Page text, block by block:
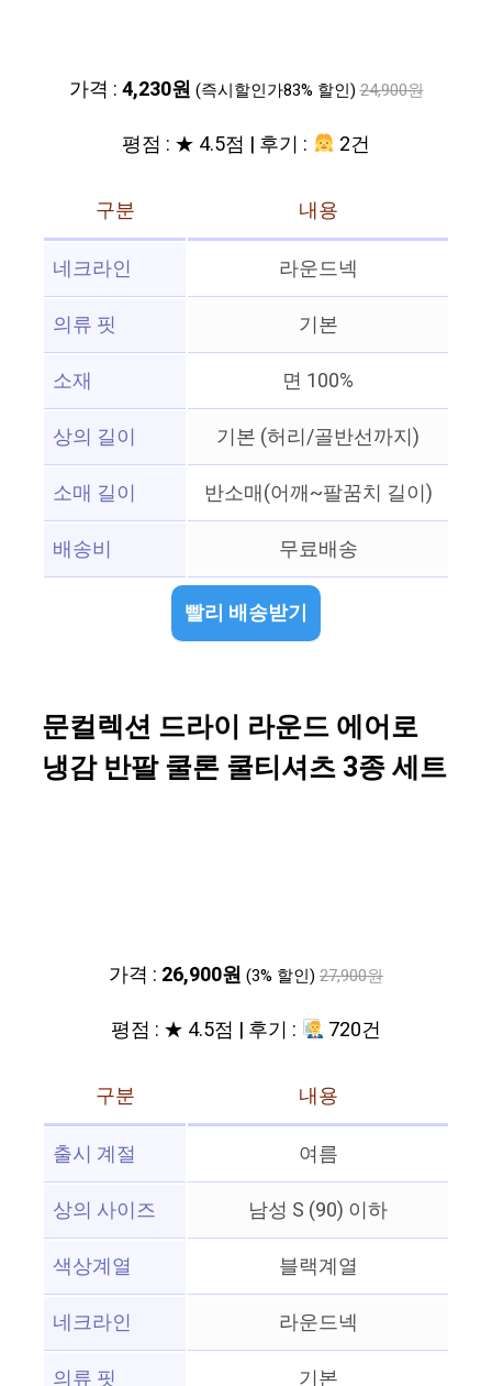
가격 :4,230원 (즉시할인가83% 할인) 24,900원
평점 : ★ 4.5점 | 후기 : 2건
구분
내용
네크라인
라운드넥
의류 핏
기본
소재
면 100%
상의 길이
기본 (허리/골반선까지)
소매 길이
반소매(어깨~팔꿈치 길이)
배송비
무료배송
빨리 배송받기
문컬렉션 드라이 라운드 에어로
냉감 반팔 쿨론 쿨티셔츠 3종 세트
가격 : 26,900원 (3% 할인) 27,900원
평점 : ★ 4.5점 | 후기 : 720건
구분
내용
출시 계절
여름
상의 사이즈
남성 S (90) 이하
색상계열
블랙계열
네크라인
라운드넥
의류 핏
기본